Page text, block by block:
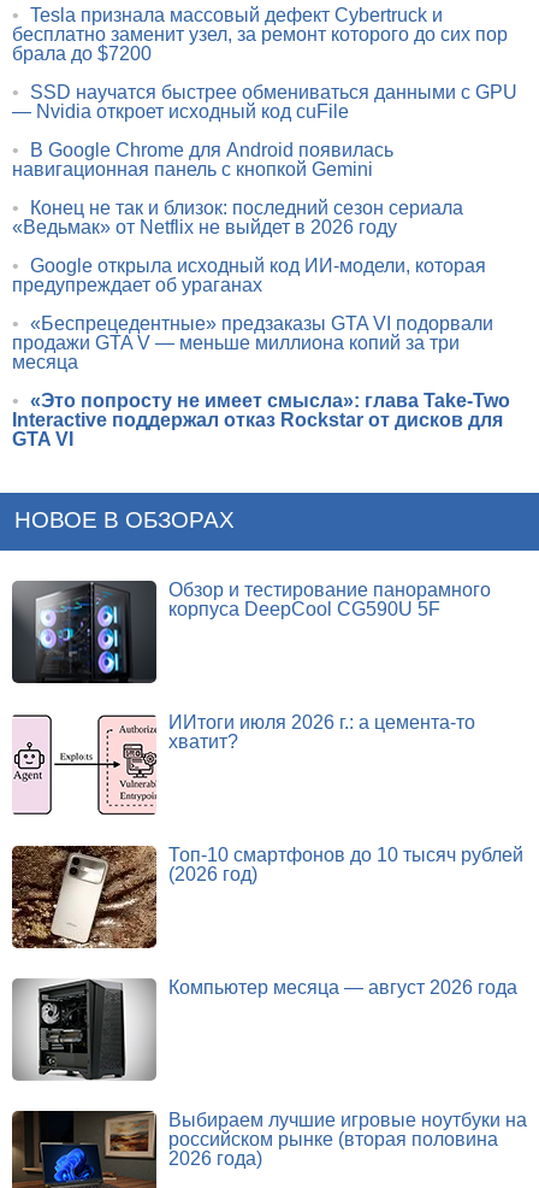
• Tesla признала массовый дефект Cybertruck и
бесплатно заменит узел, за ремонт которого до сих пор
брала до $7200
•
SSD научатся быстрее обмениваться данными с GPU
— Nvidia откроет исходный код cuFile
•
В Google Chrome для Android появилась
навигационная панель с кнопкой Gemini
•
Конец не так и близок: последний сезон сериала
«Ведьмак» от Netflix не выйдет в 2026 году
• Google открыла исходный код ИИ-модели, которая
предупреждает об ураганах
• «Беспрецедентные» предзаказы GTA VI подорвали
продажи GTA V — меньше миллиона копий за три
месяца
• «Это попросту не имеет смысла»: глава Take-Two
Interactive поддержал отказ Rockstar от дисков для
GTA VI
НОВОЕ В ОБЗОРАХ
Обзор и тестирование панорамного
корпуса DeepCool CG590U 5F
ИИтоги июля 2026 г.: а цемента-то
хватит?
Топ-10 смартфонов до 10 тысяч рублей
(2026 год)
Компьютер месяца — август 2026 года
Выбираем лучшие игровые ноутбуки на
российском рынке (вторая половина
2026 года)